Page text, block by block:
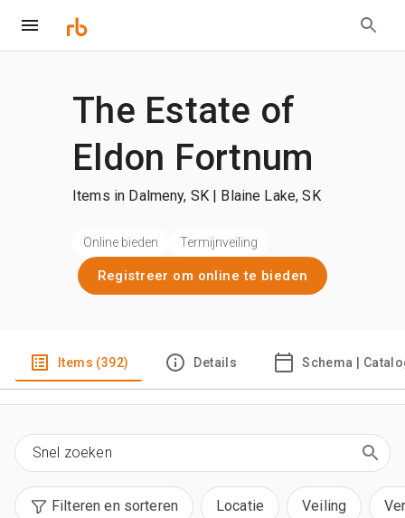
The Estate of
Eldon Fortnum
Items in Dalmeny, SK | Blaine Lake, SK
Online bieden Termijnveiling
Registreer om online te bieden
Items (392) Details Schema |
Filteren en sorteren Locatie Veiling